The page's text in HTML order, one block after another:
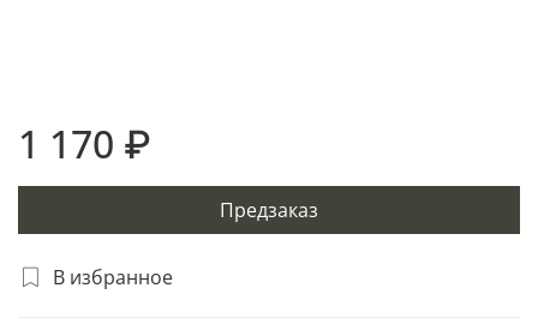
В избранное
1 170 ₽
Предзаказ